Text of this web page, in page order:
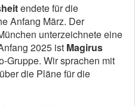
endete für die
Anfang März. Der
unterzeichnete eine
2025 ist Magirus
Gruppe. Wir sprachen mit
die Pläne für die